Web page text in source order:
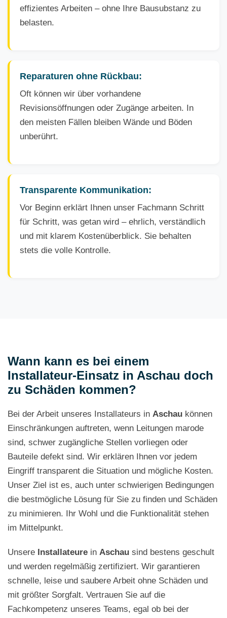
effizientes Arbeiten – ohne Ihre Bausubstanz zu
belasten.
Reparaturen ohne Rückbau:
Oft können wir über vorhandene
Revisionsöffnungen oder Zugänge arbeiten. In
den meisten Fällen bleiben Wände und Böden
unberührt.
Transparente Kommunikation:
Vor Beginn erklärt Ihnen unser Fachmann Schritt
für Schritt, was getan wird – ehrlich, verständlich
und mit klarem Kostenüberblick. Sie behalten
stets die volle Kontrolle.
Wann kann es bei einem
Installateur-Einsatz in Aschau doch
zu Schäden kommen?
Bei der Arbeit unseres Installateurs in Aschau können
Einschränkungen auftreten, wenn Leitungen marode
sind, schwer zugängliche Stellen vorliegen oder
Bauteile defekt sind. Wir erklären Ihnen vor jedem
Eingriff transparent die Situation und mögliche Kosten.
Unser Ziel ist es, auch unter schwierigen Bedingungen
die bestmögliche Lösung für Sie zu finden und Schäden
zu minimieren. Ihr Wohl und die Funktionalität stehen
im Mittelpunkt.
Unsere Installateure in Aschau sind bestens geschult
und werden regelmäßig zertifiziert. Wir garantieren
schnelle, leise und saubere Arbeit ohne Schäden und
mit größter Sorgfalt. Vertrauen Sie auf die
Fachkompetenz unseres Teams, egal ob bei der